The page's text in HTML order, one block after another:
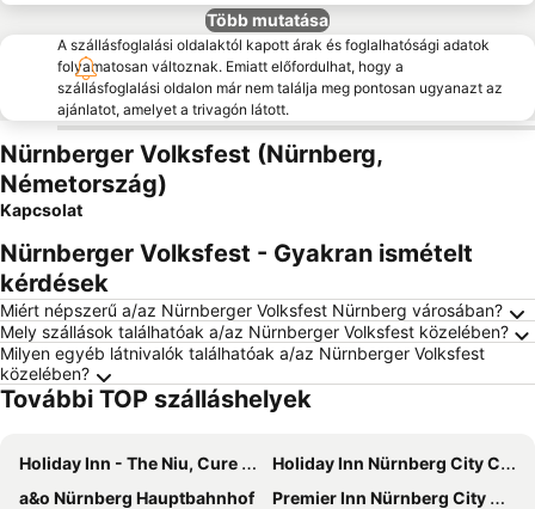
Több mutatása
A szállásfoglalási oldalaktól kapott árak és foglalhatósági adatok
folyamatosan változnak. Emiatt előfordulhat, hogy a
szállásfoglalási oldalon már nem találja meg pontosan ugyanazt az
ajánlatot, amelyet a trivagón látott.
Nürnberger Volksfest (Nürnberg,
Németország)
Kapcsolat
Nürnberger Volksfest - Gyakran ismételt
kérdések
Miért népszerű a/az Nürnberger Volksfest Nürnberg városában?
Mely szállások találhatóak a/az Nürnberger Volksfest közelében?
Milyen egyéb látnivalók találhatóak a/az Nürnberger Volksfest
közelében?
További TOP szálláshelyek
Holiday Inn - The Niu, Cure Erlangen By Ihg
Holiday Inn Nürnberg City Centre by IHG
a&o Nürnberg Hauptbahnhof
Premier Inn Nürnberg City Opernhaus